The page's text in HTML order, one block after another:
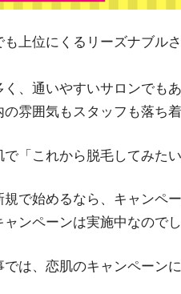
も上位にくるリーズナブル
く、通いやすいサロンでもあ
の雰囲気もスタッフも落ち
で「これから脱毛してみた
で始めるなら、キャンペ
ンペーンは実施中なのでし
は、恋肌のキャンペーン